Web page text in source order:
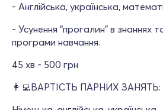
- Англійська, українська,
- Усунення “прогалин” в знаннях
програми навчання.
45 хв - 500 грн
👩‍💻ВАРТІСТЬ ПАРНИХ ЗАНЯТЬ: